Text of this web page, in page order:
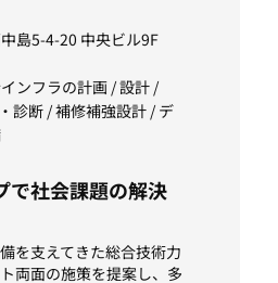
島5-4-20 中央ビル9F
ンフラの計画 / 設計 /
診断 / 補修補強設計 / デ
で社会課題の解決
を支えてきた総合技術力
両面の施策を提案し、多